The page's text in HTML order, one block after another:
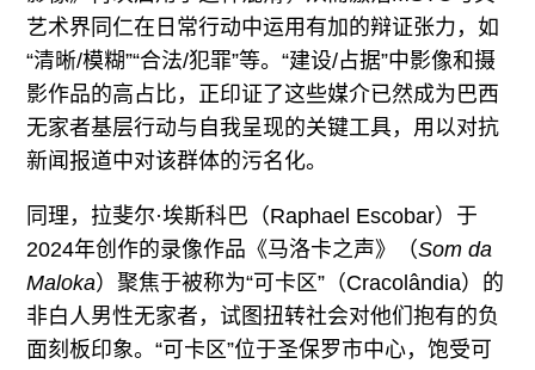
艺术界同仁在日常行动中运用有加的辩证张力，如
“清晰/模糊”“合法/犯罪”等。“建设/占据”中影像和摄
影作品的高占比，正印证了这些媒介已然成为巴西
无家者基层行动与自我呈现的关键工具，用以对抗
新闻报道中对该群体的污名化。
同理，拉斐尔·埃斯科巴（Raphael Escobar）于
2024年创作的录像作品《马洛卡之声》（Som da
Maloka）聚焦于被称为“可卡区”（Cracolândia）的
非白人男性无家者，试图扭转社会对他们抱有的负
面刻板印象。“可卡区”位于圣保罗市中心，饱受可